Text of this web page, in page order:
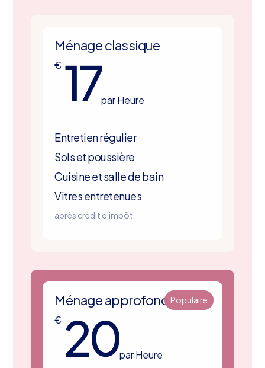
Ménage classique
€ 17par Heure
Entretien régulier
Sols et poussière
Cuisine et salle de bain
Vitres entretenues
après crédit d'impôt
Ménage approfondi
€ 20par Heure
Populaire